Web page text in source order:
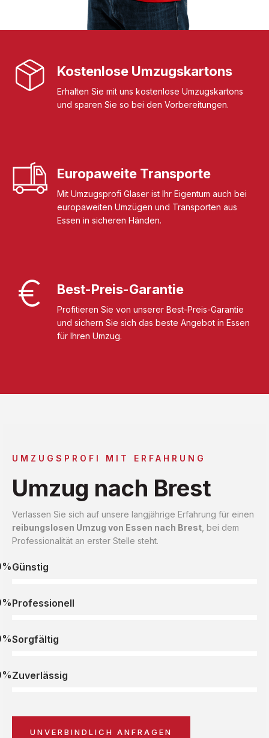
Kostenlose Umzugskartons
Erhalten Sie mit uns kostenlose Umzugskartons
und sparen Sie so bei den Vorbereitungen.
Europaweite Transporte
Mit Umzugsprofi Glaser ist Ihr Eigentum auch bei
europaweiten Umzügen und Transporten aus
Essen in sicheren Händen.
Best-Preis-Garantie
Profitieren Sie von unserer Best-Preis-Garantie
und sichern Sie sich das beste Angebot in Essen
für Ihren Umzug.
UMZUGSPROFI MIT ERFAHRUNG
Umzug nach Brest
Verlassen Sie sich auf unsere langjährige Erfahrung für einen
reibungslosen Umzug von Essen nach Brest , bei dem
Professionalität an erster Stelle steht.
Günstig
Professionell
Sorgfältig
Zuverlässig
UNVERBINDLICH ANFRAGEN